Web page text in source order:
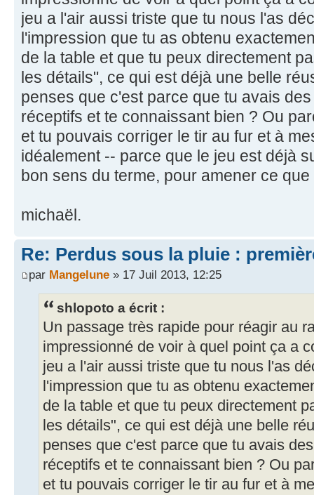
jeu a l'air aussi triste que tu nous l'as
l'impression que tu as obtenu
de la table et que tu peux directement
les détails", ce qui est déjà une belle
penses que c'est parce que tu avais
réceptifs et te connaissant bien ? Ou
et tu pouvais corriger le tir au fur et à
idéalement -- parce que le jeu est déjà
bon sens du terme, pour amener ce
michaël.
Re: Perdus sous la pluie :
par Mangelune » 17 Juil 2013, 12:25
shlopoto a écrit :
Un passage très rapide pour réagir au
impressionné de voir à quel point ça a
jeu a l'air aussi triste que tu nous l'as
l'impression que tu as obtenu
de la table et que tu peux directement
les détails", ce qui est déjà une belle
penses que c'est parce que tu avais
réceptifs et te connaissant bien ? Ou
et tu pouvais corriger le tir au fur et à